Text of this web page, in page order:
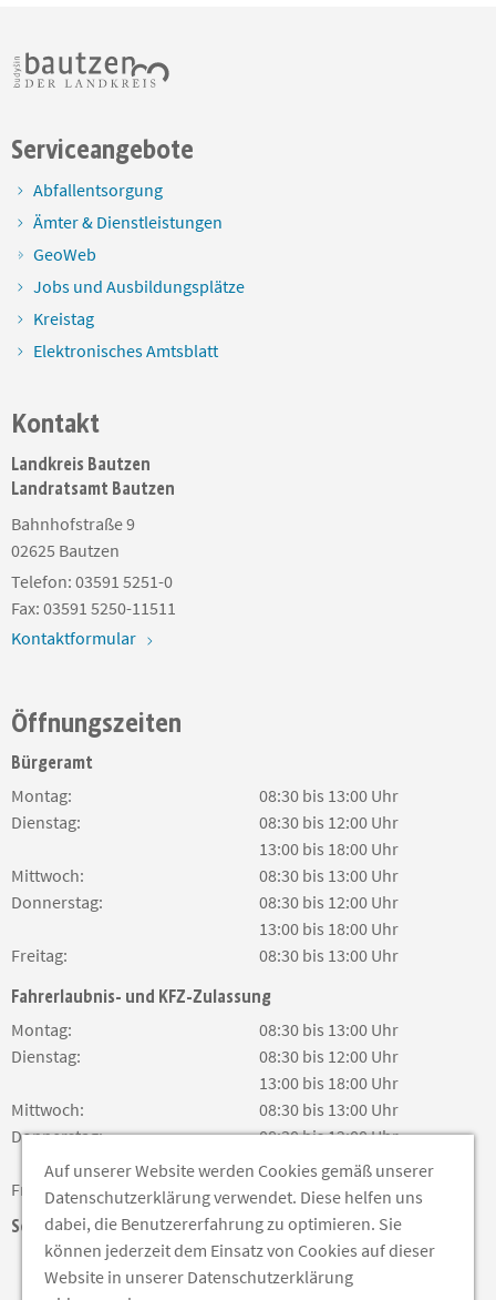
Kontakt
Landkreis Bautzen
Landratsamt Bautzen
Bahnhofstraße 9
02625 Bautzen
Telefon: 03591 5251-0
Fax: 03591 5250-11511
Kontaktformular
Soziale Medien
Serviceangebote
Abfallentsorgung
Ämter & Dienstleistungen
GeoWeb
Jobs und Ausbildungsplätze
Kreistag
Elektronisches Amtsblatt
Öffnungszeiten
Bürgeramt
Montag:
08:30 bis 13:00 Uhr
Dienstag:
08:30 bis 12:00 Uhr
13:00 bis 18:00 Uhr
Mittwoch:
08:30 bis 13:00 Uhr
Donnerstag:
08:30 bis 12:00 Uhr
13:00 bis 18:00 Uhr
Freitag:
08:30 bis 13:00 Uhr
Fahrerlaubnis- und KFZ-Zulassung
Montag:
08:30 bis 13:00 Uhr
Dienstag:
08:30 bis 12:00 Uhr
13:00 bis 18:00 Uhr
Mittwoch:
08:30 bis 13:00 Uhr
Donnerstag:
08:30 bis 12:00 Uhr
13:00 bis 18:00 Uhr
Freitag:
08:30 bis 13:00 Uhr
Auf unserer Website werden Cookies gemäß unserer
Datenschutzerklärung verwendet. Diese helfen uns
dabei, die Benutzererfahrung zu optimieren. Sie
können jederzeit dem Einsatz von Cookies auf dieser
Website in unserer Datenschutzerklärung